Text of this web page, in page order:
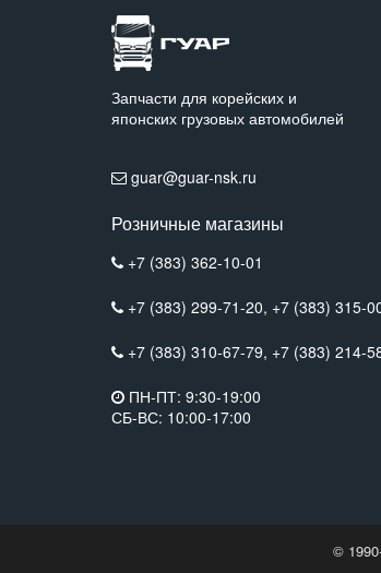
Запчасти для корейских и
японских грузовых автомобилей
guar@guar-nsk.ru
Розничные магазины
+7 (383) 362-10-01
+7 (383) 299-71-20, +7 (383) 315-
+7 (383) 310-67-79, +7 (383) 214-
ПН-ПТ: 9:30-19:00
СБ-ВС: 10:00-17:00
©